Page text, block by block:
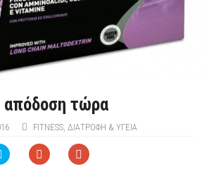
απόδοση τώρα
FITNESS,ΔΙΑΤΡΟΦΗ & ΥΓΕΙΑ